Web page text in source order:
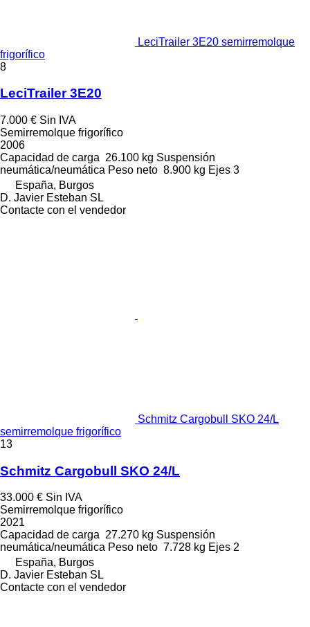
LeciTrailer 3E20 semirremolque
frigorífico
8
LeciTrailer 3E20
7.000 € Sin IVA
Semirremolque frigorífico
2006
Capacidad de carga 26.100 kg Suspensión
neumática/neumática Peso neto 8.900 kg Ejes 3
España, Burgos
D. Javier Esteban SL
Contacte con el vendedor
Schmitz Cargobull SKO 24/L
semirremolque frigorífico
13
Schmitz Cargobull SKO 24/L
33.000 € Sin IVA
Semirremolque frigorífico
2021
Capacidad de carga 27.270 kg Suspensión
neumática/neumática Peso neto 7.728 kg Ejes 2
España, Burgos
D. Javier Esteban SL
Contacte con el vendedor